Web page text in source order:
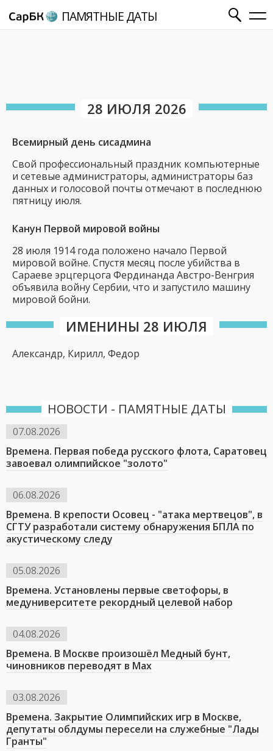
ПАМЯТНЫЕ ДАТЫ
28 ИЮЛЯ 2026
Всемирный день сисадмина
Свой профессиональный праздник компьютерные
и сетевые администраторы, администраторы баз
данных и голосовой почты отмечают в последнюю
пятницу июля.
Канун Первой мировой войны
28 июля 1914 года положено начало Первой
мировой войне. Спустя месяц после убийства в
Сараеве эрцгерцога Фердинанда Австро-Венгрия
объявила войну Сербии, что и запустило машину
мировой бойни.
ИМЕНИНЫ 28 ИЮЛЯ
Александр, Кирилл, Федор
НОВОСТИ - ПАМЯТНЫЕ ДАТЫ
07.08.2026
Времена. Первая победа русского флота, Саратовец
завоевал олимпийское "золото"
06.08.2026
Времена. В крепости Осовец - "атака мертвецов", в
СГТУ разработали систему обнаружения БПЛА по
акустическому следу
05.08.2026
Времена. Установлены первые светофоры, в
медуниверситете рекордный целевой набор
04.08.2026
Времена. В Москве произошёл Медный бунт,
чиновников переводят в Мах
03.08.2026
Времена. Закрытие Олимпийских игр в Москве,
депутаты облдумы пересели на служебные "Лады
Гранты"